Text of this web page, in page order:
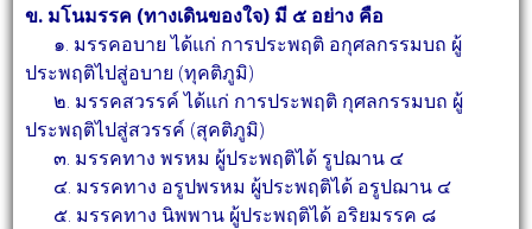
ข. มโนมรรค (ทางเดินของใจ) มี ๕ อย่าง คือ
๑. มรรคอบาย ได้แก่ การประพฤติ อกุศลกรรมบถ ผู้
ประพฤติไปสู่อบาย (ทุคติภูมิ)
๒. มรรคสวรรค์ ได้แก่ การประพฤติ กุศลกรรมบถ ผู้
ประพฤติไปสู่สวรรค์ (สุคติภูมิ)
๓. มรรคทาง พรหม ผู้ประพฤติได้ รูปฌาน ๔
๔. มรรคทาง อรูปพรหม ผู้ประพฤติได้ อรูปฌาน ๔
๕. มรรคทาง นิพพาน ผู้ประพฤติได้ อริยมรรค ๘